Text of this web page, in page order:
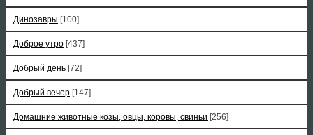
Динозавры [100]
Доброе утро [437]
Добрый день [72]
Добрый вечер [147]
Домашние животные козы, овцы, коровы, свиньи [256]